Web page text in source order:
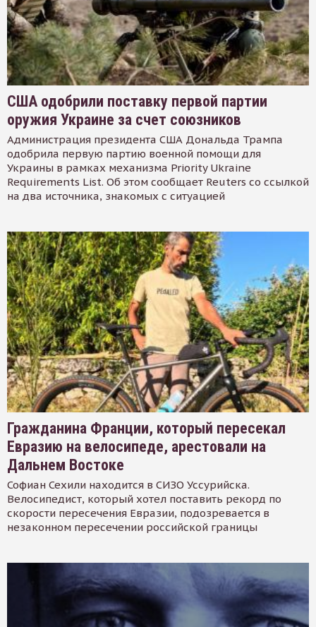
США одобрили поставку первой партии
оружия Украине за счет союзников
Администрация президента США Дональда Трампа
одобрила первую партию военной помощи для
Украины в рамках механизма Priority Ukraine
Requirements List. Об этом сообщает Reuters со ссылкой
на два источника, знакомых с ситуацией
Гражданина Франции, который пересекал
Евразию на велосипеде, арестовали на
Дальнем Востоке
Софиан Сехили находится в СИЗО Уссурийска.
Велосипедист, который хотел поставить рекорд по
скорости пересечения Евразии, подозревается в
незаконном пересечении российской границы